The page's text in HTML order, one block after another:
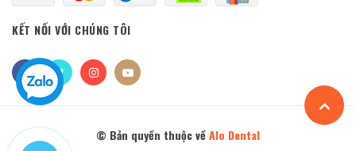
KẾT NỐI VỚI CHÚNG TÔI
© Bản quyền thuộc vềAlo Dental